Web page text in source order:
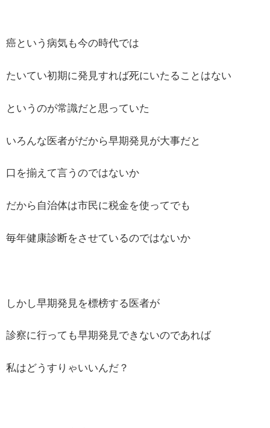
癌という病気も今の時代では
たいてい初期に発見すれば死にいたることはない
というのが常識だと思っていた
いろんな医者がだから早期発見が大事だと
口を揃えて言うのではないか
だから自治体は市民に税金を使ってでも
毎年健康診断をさせているのではないか
しかし早期発見を標榜する医者が
診察に行っても早期発見できないのであれば
私はどうすりゃいいんだ？